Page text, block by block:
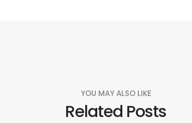
YOU MAY ALSO LIKE
Related Posts